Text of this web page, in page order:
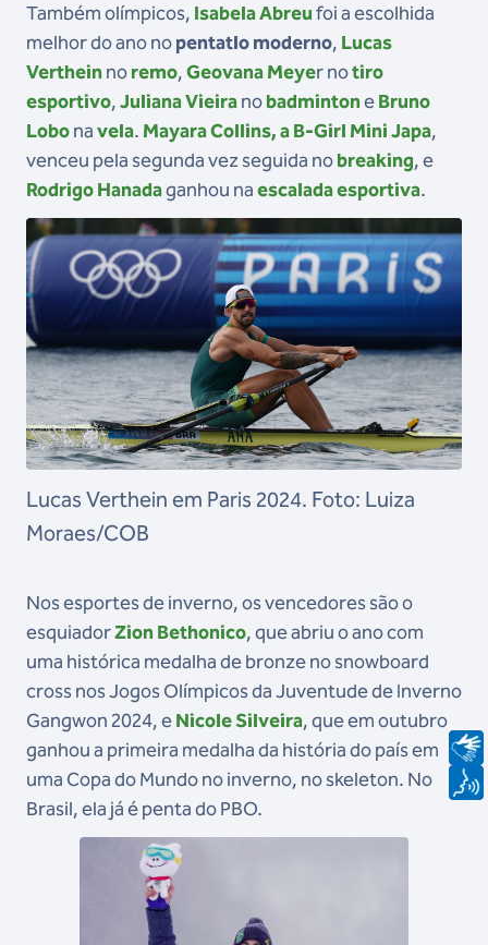
Também olímpicos, Isabela Abreufoi a escolhida
melhor do ano nopentatlo moderno, Lucas
Verthein noremo,Geovana Meyer notiro
esportivo,Juliana VieiranobadmintoneBruno
Lobonavela. Mayara Collins, a B-Girl Mini Japa,
venceu pela segunda vez seguida nobreaking, e
Rodrigo Hanadaganhou naescalada esportiva.
Lucas Verthein em Paris 2024. Foto: Luiza
Moraes/COB
Nos esportes de inverno, os vencedores são o
esquiadorZion Bethonico, que abriu o ano com
uma histórica medalha de bronze no snowboard
cross nos Jogos Olímpicos da Juventude de Inverno
Gangwon 2024, eNicole Silveira, que em outubro
ganhou a primeira medalha da história do país em
uma Copa do Mundo no inverno, no skeleton. No
Brasil, ela já é penta do PBO.